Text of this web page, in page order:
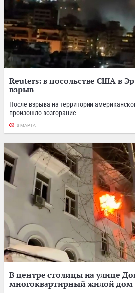
Reuters: в посольстве США в
взрыв
После взрыва на территории
произошло возгорание.
3 МАРТА
В центре столицы на улице
многоквартирный жилой дом